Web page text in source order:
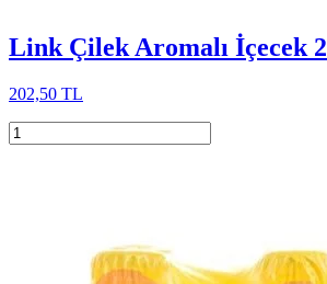
Link Çilek Aromalı İçecek
202,50 TL